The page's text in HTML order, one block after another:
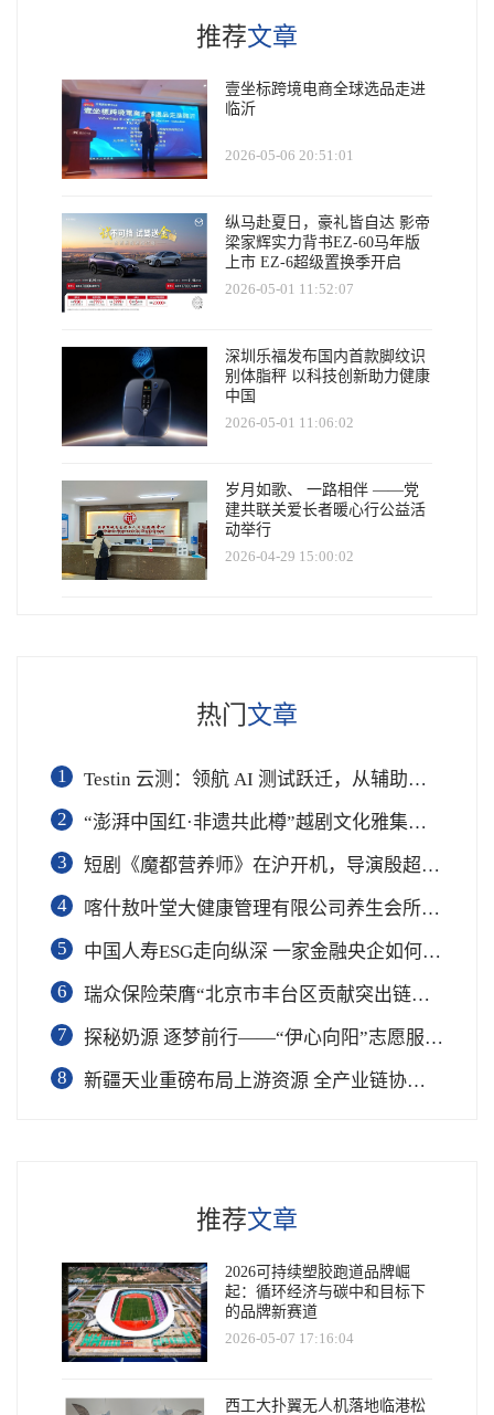
推荐文章
壹坐标跨境电商全球选品走进
临沂
2026-05-06 20:51:01
纵马赴夏日，豪礼皆自达 影帝
梁家辉实力背书EZ-60马年版
上市 EZ-6超级置换季开启
2026-05-01 11:52:07
深圳乐福发布国内首款脚纹识
别体脂秤 以科技创新助力健康
中国
2026-05-01 11:06:02
岁月如歌、 一路相伴 ——党
建共联关爱长者暖心行公益活
动举行
2026-04-29 15:00:02
热门 文章
1
Testin 云测：领航 AI 测试跃迁，从辅助工具到软件工程基础设施
2
“澎湃中国红·非遗共此樽”越剧文化雅集在杭举行
3
短剧《魔都营养师》在沪开机，导演殷超携手礼仪专家周思敏聚焦国民健康
4
喀什敖叶堂大健康管理有限公司养生会所盛大开业
5
中国人寿ESG走向纵深 一家金融央企如何连接国家战略与民生需求
6
瑞众保险荣膺“北京市丰台区贡献突出链长单位”奖项
7
​探秘奶源 逐梦前行——“伊心向阳”志愿服务队开展幼儿园科普公益志愿活动
8
新疆天业重磅布局上游资源 全产业链协同再塑成长新动能
推荐文章
2026可持续塑胶跑道品牌崛
起：循环经济与碳中和目标下
的品牌新赛道
2026-05-07 17:16:04
西工大扑翼无人机落地临港松